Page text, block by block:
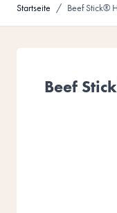
Startseite / Beef Stick®
Beef